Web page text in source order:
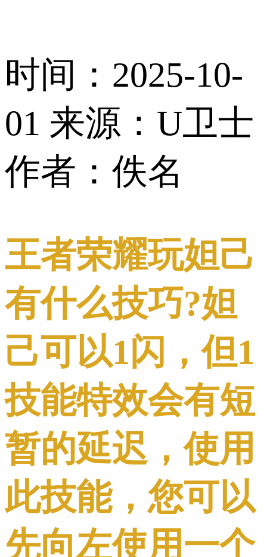
时间：2025-10-
01 来源：U卫士
作者：佚名
王者荣耀玩妲己
有什么技巧?妲
己可以1闪，但1
技能特效会有短
暂的延迟，使用
此技能，您可以
先向左使用一个